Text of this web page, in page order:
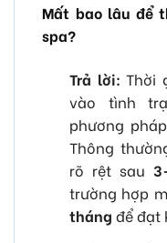
Mất bao lâu để
spa?
Trả lời: Thời
vào tình
phương
Thông
rõ rệt sau
trường hợp
tháng để đạt